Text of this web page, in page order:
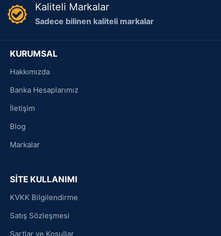
Kaliteli Markalar
Sadece bilinen kaliteli markalar
KURUMSAL
Hakkımızda
Banka Hesaplarımız
İletişim
Blog
Markalar
SİTE KULLANIMI
KVKK Bilgilendirme
Satış Sözleşmesi
Şartlar ve Koşullar